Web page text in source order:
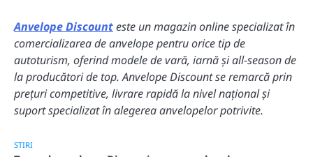
Anvelope Discounteste un magazin online specializat în
comercializarea de anvelope pentru orice tip de
autoturism, oferind modele de vară, iarnă și all-season de
la producători de top. Anvelope Discount se remarcă prin
prețuri competitive, livrare rapidă la nivel național și
suport specializat în alegerea anvelopelor potrivite.
STIRI